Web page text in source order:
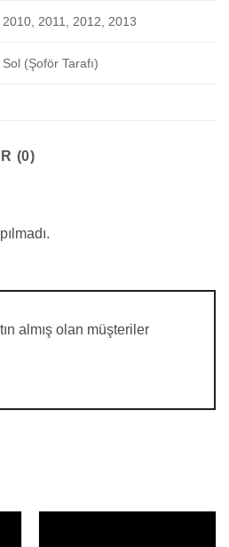
2010, 2011, 2012, 2013
Sol (Şoför Tarafı)
(0)
almış olan müşteriler